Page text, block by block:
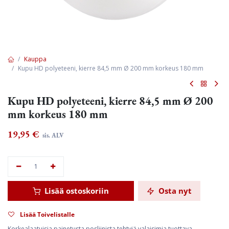
Kauppa
Kupu HD polyeteeni, kierre 84,5 mm Ø 200 mm korkeus 180 mm
Kupu HD polyeteeni, kierre 84,5 mm Ø 200
mm korkeus 180 mm
19,95 € sis. ALV
Lisää ostoskoriin Osta nyt
Lisää Toivelistalle